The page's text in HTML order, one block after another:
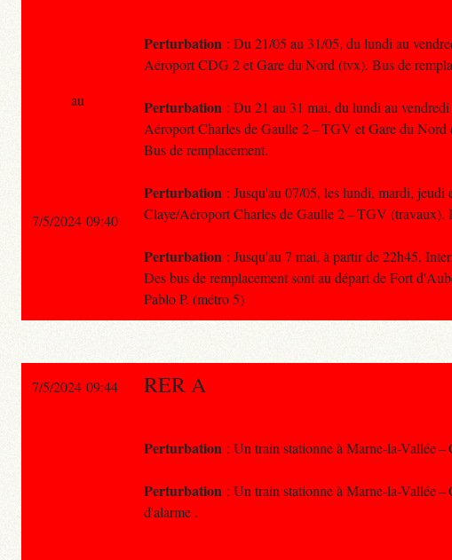
Perturbation : Du 21/05 au 31/05, du lundi au
Aéroport CDG 2 et Gare du Nord (tvx). Bus de
Perturbation : Du 21 au 31 mai, du lundi au
Aéroport Charles de Gaulle 2 – TGV et Gare du Nord
Bus de remplacement.
Perturbation : Jusqu'au 07/05, les lundi, mardi,
Claye/Aéroport Charles de Gaulle 2 – TGV (travaux).
Perturbation : Jusqu'au 7 mai, à partir de 22h45,
Des bus de remplacement sont au départ de Fort
Pablo P. (métro 5)
au
7/5/2024 09:40
7/5/2024 09:44 RER A
Perturbation : Un train stationne à Marne-la-Vallée
Perturbation : Un train stationne à Marne-la-Vallée
d'alarme .